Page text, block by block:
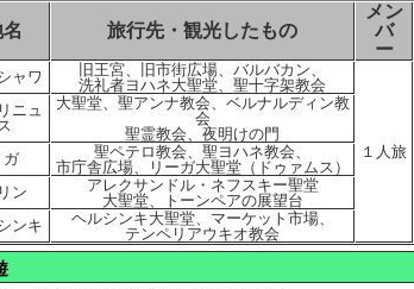
旅行先・観光したもの
メン
バ
ー
ャワ
旧王宮、旧市街広場、バルバカン、
洗礼者ヨハネ大聖堂、聖十字架教会
１人旅
ニュ
大聖堂、聖アンナ教会、ベルナルディン教
会
聖霊教会、夜明けの門
ガ
聖ペテロ教会、聖ヨハネ教会、
市庁舎広場、リーガ大聖堂（ドゥァムス）
ン
アレクサンドル・ネフスキー聖堂
大聖堂、トーンペアの展望台
ンキ
ヘルシンキ大聖堂、マーケット市場、
テンペリアウキオ教会